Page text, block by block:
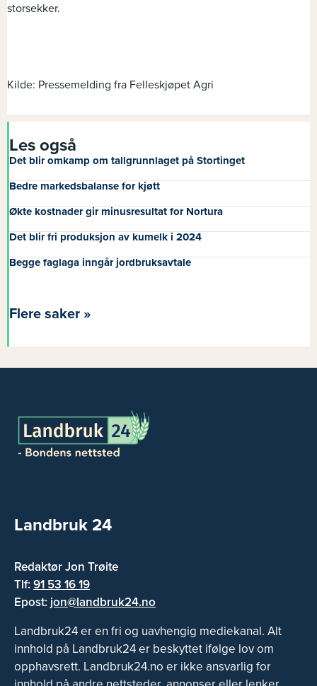
storsekker.
Kilde: Pressemelding fra Felleskjøpet Agri
Les også
Det blir omkamp om tallgrunnlaget på Stortinget
Bedre markedsbalanse for kjøtt
Økte kostnader gir minusresultat for Nortura
Det blir fri produksjon av kumelk i 2024
Begge faglaga inngår jordbruksavtale
Flere saker »
Landbruk 24
Redaktør Jon Trøite
Tlf:91 53 16 19
Epost: jon@landbruk24.no
Landbruk24 er en fri og uavhengig mediekanal. Alt
innhold på Landbruk24 er beskyttet ifølge lov om
opphavsrett. Landbruk24.no er ikke ansvarlig for